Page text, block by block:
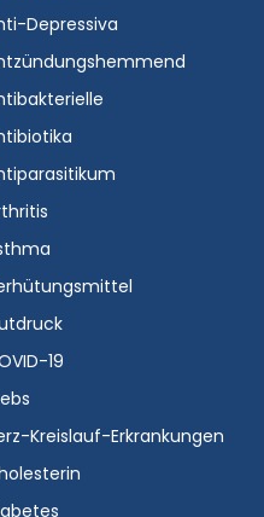
Depressiva
19
Kreislauf-Erkrankungen